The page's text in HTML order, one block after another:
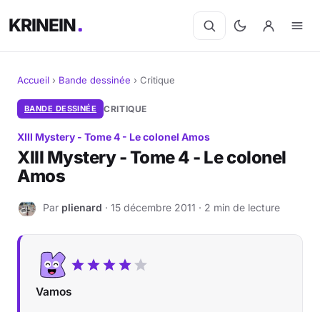
KRINEIN
Cinéma
Séries
Manga
BD
Livres
Jeux vidéo
Accueil › Bande dessinée › Critique
BANDE DESSINÉE CRITIQUE
XIII Mystery - Tome 4 - Le colonel Amos
XIII Mystery - Tome 4 - Le colonel
Amos
P Par plienard · 15 décembre 2011 · 2 min de lecture
Vamos